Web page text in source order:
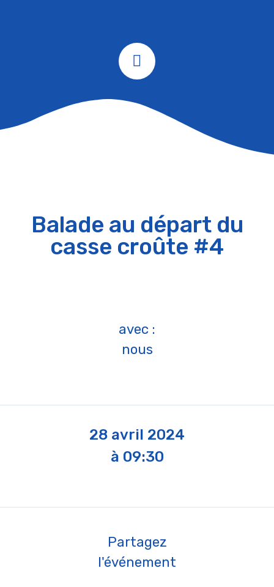
Balade au départ du
casse croûte #4
avec :
nous
28 avril 2024
à 09:30
Partagez
l'événement